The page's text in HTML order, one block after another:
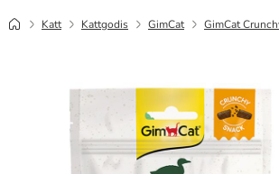
Katt Kattgodis GimCat GimCat